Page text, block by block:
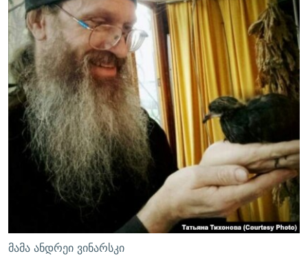
მამა ანდრეი ვინარსკი